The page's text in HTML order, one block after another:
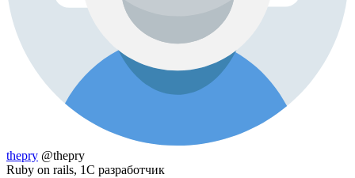
thepry @thepry
Ruby on rails, 1С разработчик